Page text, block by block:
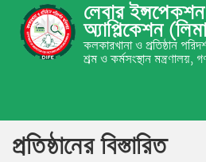
লেবার ইন্সপেকশন
অ্যাপ্লিকেশন
কলকারখানা ও প্রতিষ্ঠান
শ্রম ও কর্মসংস্থান মন্ত্রণালয়,
প্রতিষ্ঠানের বিস্তারিত